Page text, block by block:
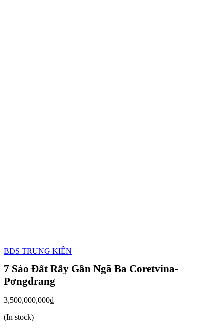
BĐS TRUNG KIÊN
7 Sào Đất Rẫy Gần Ngã Ba Coretvina-
Pơngdrang
3,500,000,000₫
(In stock)